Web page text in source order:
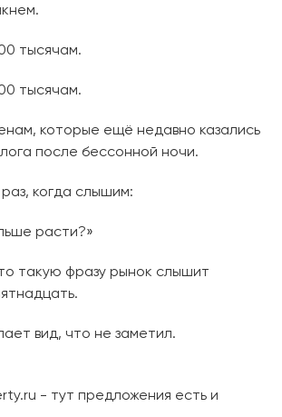
тысячам.
тысячам.
которые ещё недавно казались
после бессонной ночи.
когда слышим:
расти?»
такую фразу рынок слышит
вид, что не заметил.
- тут предложения есть и